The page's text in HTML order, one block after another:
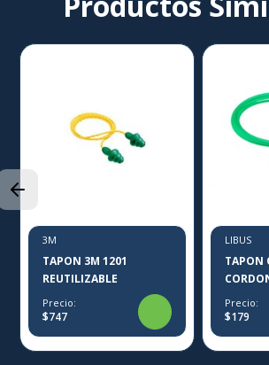
3M
TAPON 3M 1201
REUTILIZABLE
Precio:
$747
LIBUS
TAPON
Precio:
$179